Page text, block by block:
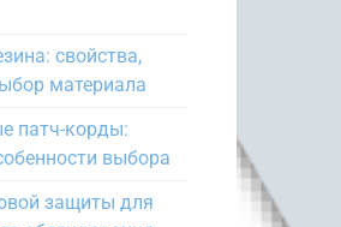
свойства,
материала
патч-корды:
выбора
защиты для